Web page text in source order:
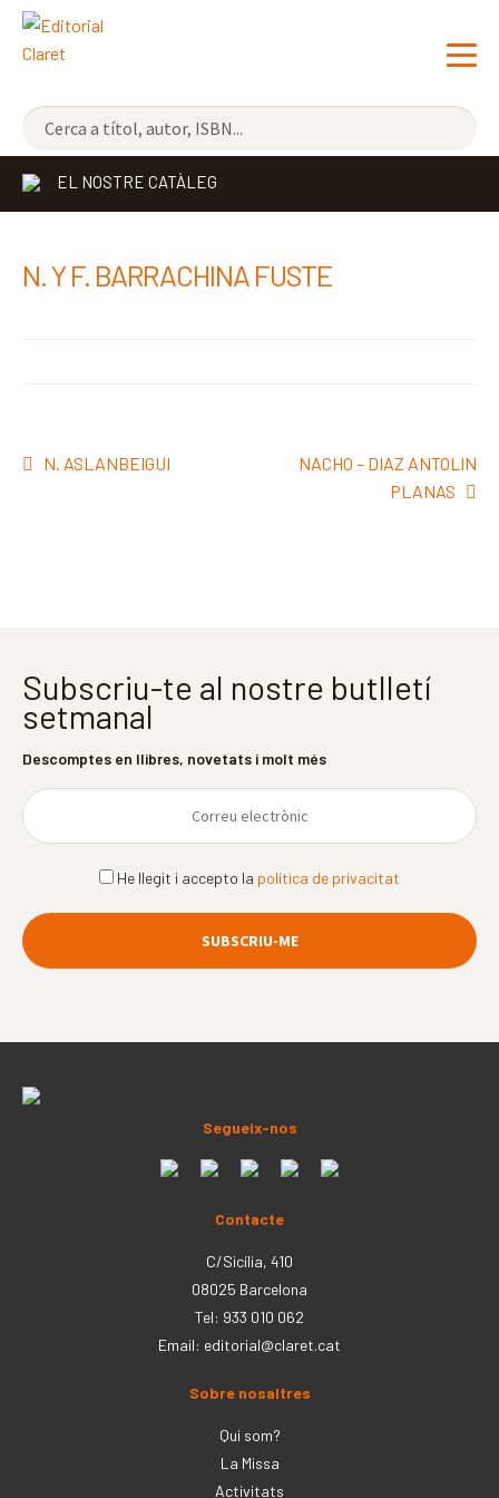
NOVETATS
ELS MÉS VENUTS
EL NOSTRE CATÀLEG
N. Y F. BARRACHINA FUSTE
Navegació
Entrada
N. ASLANBEIGUI
Pròxima
NACHO – DIAZ ANTOLIN
PLANAS
Subscriu-te al nostre butlletí
setmanal
Descomptes en llibres, novetats i molt més
He llegit i accepto la política de privacitat
Segueix-nos
Contacte
C/Sicília, 410
08025 Barcelona
Tel: 933 010 062
Email: editorial@claret.cat
Sobre nosaltres
Qui som?
La Missa
Activitats